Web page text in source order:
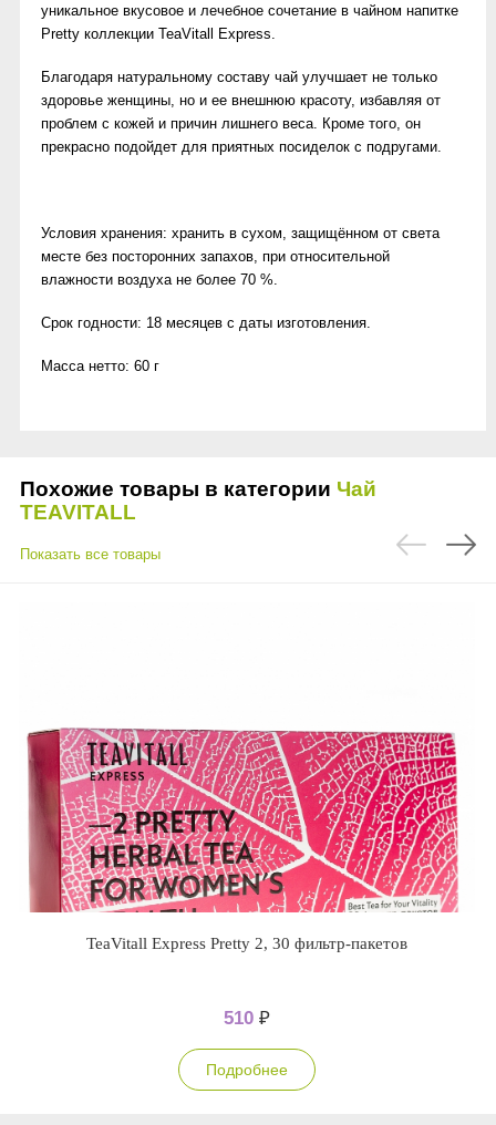
уникальное вкусовое и лечебное сочетание в чайном напитке
Pretty коллекции TeaVitall Express.
Благодаря натуральному составу чай улучшает не только
здоровье женщины, но и ее внешнюю красоту, избавляя от
проблем с кожей и причин лишнего веса. Кроме того, он
прекрасно подойдет для приятных посиделок с подругами.
Условия хранения: хранить в сухом, защищённом от света
месте без посторонних запахов, при относительной
влажности воздуха не более 70 %.
Срок годности: 18 месяцев с даты изготовления.
Масса нетто: 60 г
Похожие товары в категории Чай
TEAVITALL
Показать все товары
TeaVitall Express Pretty 2, 30 фильтр-пакетов
510 ₽
Подробнее